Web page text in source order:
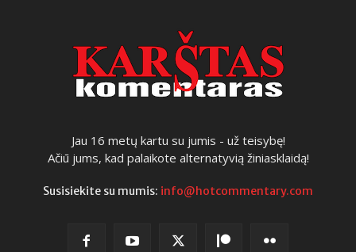
Jau 16 metų kartu su jumis - už teisybę!
Ačiū jums, kad palaikote alternatyvią žiniasklaidą!
Susisiekite su mumis: info@hotcommentary.com